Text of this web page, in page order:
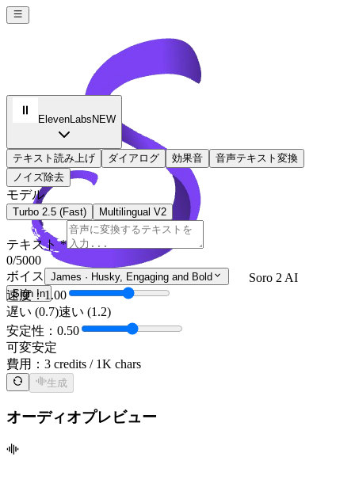
Soro 2 AI
Sign In
ElevenLabs NEW
テキスト読み上げ ダイアログ 効果音
音声テキスト変換
ノイズ除去
モデル
Turbo 2.5 (Fast) Multilingual V2
テキスト *
0/5000
ボイス
James · Husky, Engaging and Bold
速度：1.00
遅い (0.7)速い (1.2)
安定性：0.50
可変安定
費用： 3 credits / 1K chars
生成
オーディオプレビュー